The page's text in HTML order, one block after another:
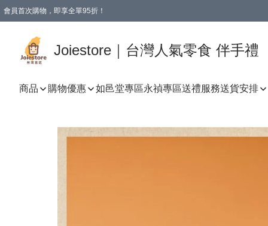
會員首次購物，即享全單95折！
Joiestore｜台灣人氣零食 伴手禮
商品 購物優惠 如邑堂專區永禎專區送禮服務送貨安排